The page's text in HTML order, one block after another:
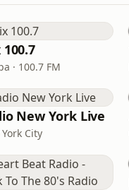
· 100.7 FM
New York Live
City